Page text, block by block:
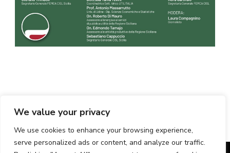
We value your privacy
We use cookies to enhance your browsing experience,
serve personalized ads or content, and analyze our traffic.